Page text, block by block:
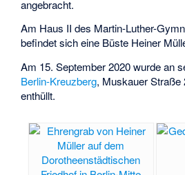
angebracht.
Am Haus II des Martin-Luther-
befindet sich eine Büste Heiner
Am 15. September 2020 wurde an
Berlin-Kreuzberg, Muskauer
enthüllt.